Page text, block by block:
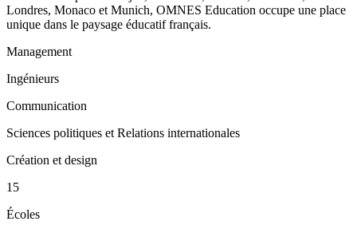
Londres, Monaco et Munich, OMNES Education occupe une place
unique dans le paysage éducatif français.
Management
Ingénieurs
Communication
Sciences politiques et Relations internationales
Création et design
15
Écoles